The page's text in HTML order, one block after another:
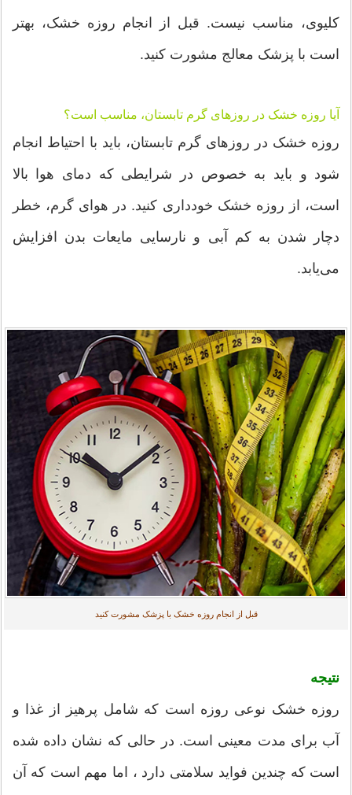
کلیوی، مناسب نیست. قبل از انجام روزه خشک، بهتر
است با پزشک معالج مشورت کنید.
آیا روزه خشک در روزهای گرم تابستان، مناسب است؟
روزه خشک در روزهای گرم تابستان، باید با احتیاط انجام
شود و باید به خصوص در شرایطی که دمای هوا بالا
است، از روزه خشک خودداری کنید. در هوای گرم، خطر
دچار شدن به کم آبی و نارسایی مایعات بدن افزایش
می‌یابد.
قبل از انجام روزه خشک با پزشک مشورت کنید
نتیجه
روزه خشک نوعی روزه است که شامل پرهیز از غذا و
آب برای مدت معینی است. در حالی که نشان داده شده
است که چندین فواید سلامتی دارد ، اما مهم است که آن